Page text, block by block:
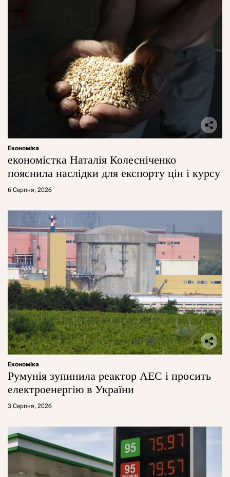
Економіка
економістка Наталія Колесніченко
пояснила наслідки для експорту цін і курсу
6 Серпня, 2026
Економіка
Румунія зупинила реактор АЕС і просить
електроенергію в України
3 Серпня, 2026